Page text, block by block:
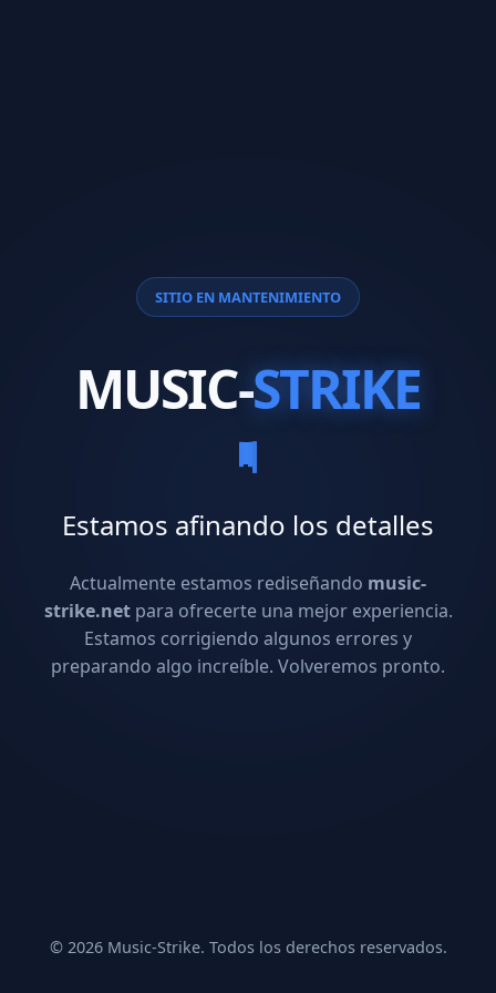
SITIO EN MANTENIMIENTO
MUSIC-STRIKE
Estamos afinando los detalles
Actualmente estamos rediseñando music-
strike.netpara ofrecerte una mejor experiencia.
Estamos corrigiendo algunos errores y
preparando algo increíble. Volveremos pronto.
© 2026 Music-Strike. Todos los derechos reservados.